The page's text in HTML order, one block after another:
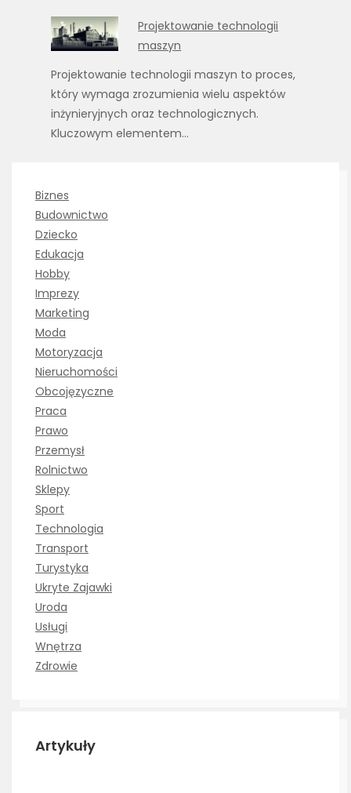
Projektowanie technologii
maszyn
Projektowanie technologii maszyn to proces,
który wymaga zrozumienia wielu aspektów
inżynieryjnych oraz technologicznych.
Kluczowym elementem…
Biznes
Budownictwo
Dziecko
Edukacja
Hobby
Imprezy
Marketing
Moda
Motoryzacja
Nieruchomości
Obcojęzyczne
Praca
Prawo
Przemysł
Rolnictwo
Sklepy
Sport
Technologia
Transport
Turystyka
Ukryte Zajawki
Uroda
Usługi
Wnętrza
Zdrowie
Artykuły